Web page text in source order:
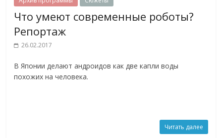
Что умеют современные роботы?
Репортаж
26.02.2017
В Японии делают андроидов как две капли воды
похожих на человека.
Читать далее